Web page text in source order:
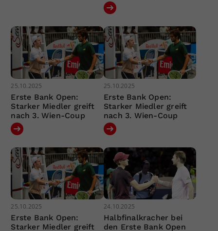
25.10.2025
Erste Bank Open:
Starker Miedler greift
nach 3. Wien-Coup
25.10.2025
Erste Bank Open:
Starker Miedler greift
nach 3. Wien-Coup
25.10.2025
Erste Bank Open:
Starker Miedler greift
24.10.2025
Halbfinalkracher bei
den Erste Bank Open